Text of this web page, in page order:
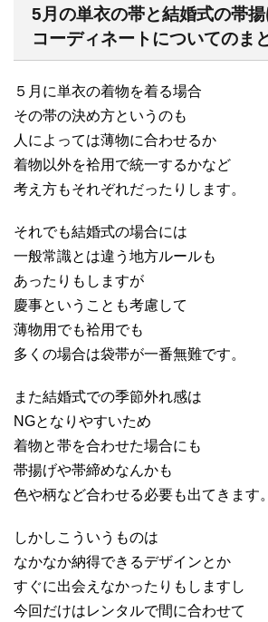
5月の単衣の帯と結婚式の帯
コーディネートについてのま
５月に単衣の着物を着る場合
その帯の決め方というのも
人によっては薄物に合わせるか
着物以外を袷用で統一するかなど
考え方もそれぞれだったりします。
それでも結婚式の場合には
一般常識とは違う地方ルールも
あったりもしますが
慶事ということも考慮して
薄物用でも袷用でも
多くの場合は袋帯が一番無難です。
また結婚式での季節外れ感は
NGとなりやすいため
着物と帯を合わせた場合にも
帯揚げや帯締めなんかも
色や柄など合わせる必要も出てきます。
しかしこういうものは
なかなか納得できるデザインとか
すぐに出会えなかったりもしますし
今回だけはレンタルで間に合わせて